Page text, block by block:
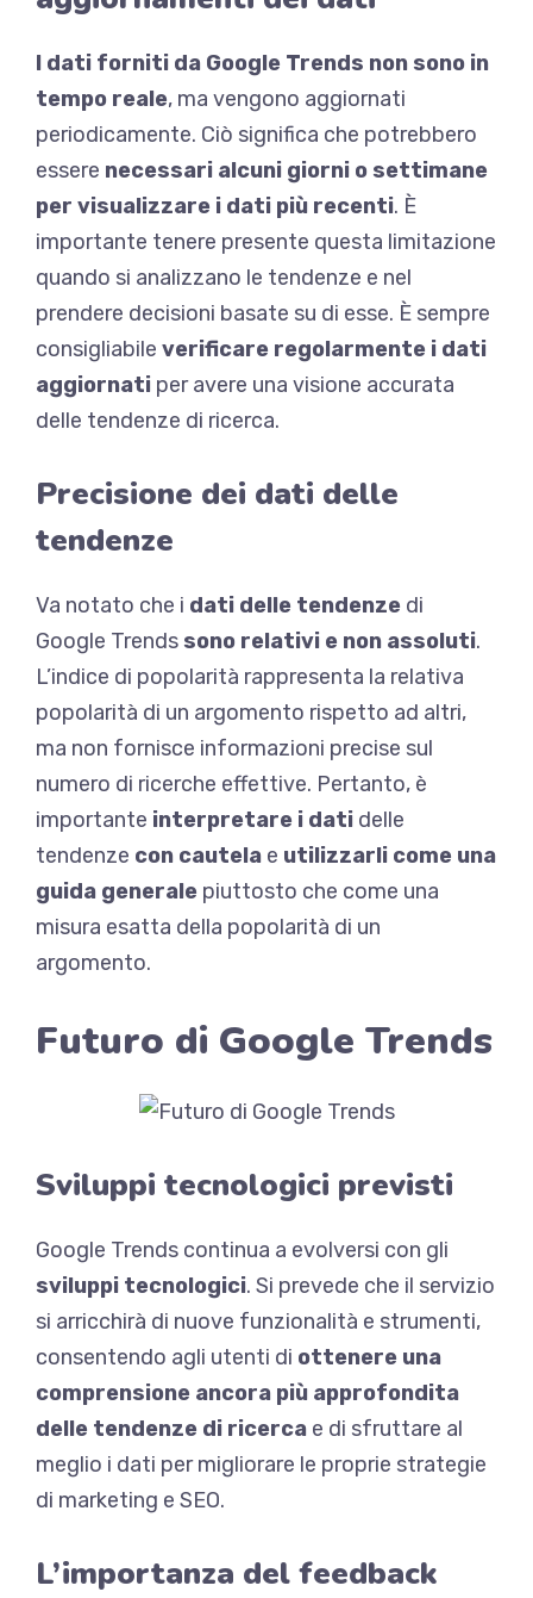
I dati forniti da Google Trends non sono in
tempo reale, ma vengono aggiornati
periodicamente. Ciò significa che potrebbero
essere necessari alcuni giorni o settimane
per visualizzare i dati più recenti. È
importante tenere presente questa limitazione
quando si analizzano le tendenze e nel
prendere decisioni basate su di esse. È sempre
consigliabile verificare regolarmente i dati
aggiornati per avere una visione accurata
delle tendenze di ricerca.
Precisione dei dati delle
tendenze
Va notato che i dati delle tendenze di
Google Trends sono relativi e non assoluti.
L’indice di popolarità rappresenta la relativa
popolarità di un argomento rispetto ad altri,
ma non fornisce informazioni precise sul
numero di ricerche effettive. Pertanto, è
importante interpretare i dati delle
tendenze con cautela e utilizzarli come una
guida generale piuttosto che come una
misura esatta della popolarità di un
argomento.
Futuro di Google Trends
Sviluppi tecnologici previsti
Google Trends continua a evolversi con gli
sviluppi tecnologici. Si prevede che il servizio
si arricchirà di nuove funzionalità e strumenti,
consentendo agli utenti di ottenere una
comprensione ancora più approfondita
delle tendenze di ricerca e di sfruttare al
meglio i dati per migliorare le proprie strategie
di marketing e SEO.
L’importanza del feedback